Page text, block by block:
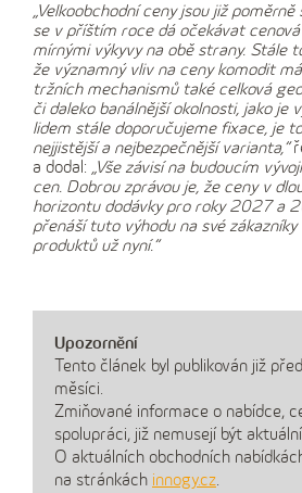
„Velkoobchodní ceny jsou již
se v příštím roce dá očekávat
mírnými výkyvy na obě strany. Stále
že významný vliv na ceny komodit
tržních mechanismů také celková
či daleko banálnější okolnosti, jako je
lidem stále doporučujeme fixace, je
nejjistější a nejbezpečnější varianta,“
a dodal: „Vše závisí na budoucím
cen. Dobrou zprávou je, že ceny v
horizontu dodávky pro roky 2027 a
přenáší tuto výhodu na své
produktů už nyní.“
Upozornění
Tento článek byl publikován již
měsíci.
Zmiňované informace o nabídce,
spolupráci, již nemusejí být
O aktuálních obchodních
na stránkách innogy.cz.